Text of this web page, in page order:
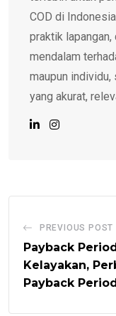
COD di
praktik lapangan,
mendalam
maupun
yang akurat,
PREVIOUS POST
Payback
Kelayakan,
Payback